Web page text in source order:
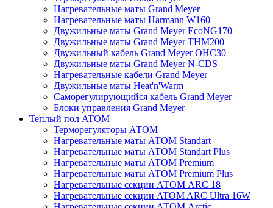
Нагревательные маты Grand Meyer
Нагревательные маты Harmann W160
Двужильные маты Grand Meyer EcoNG170
Двужильные маты Grand Meyer THM200
Двужильный кабель Grand Meyer OHC30
Двужильные маты Grand Meyer N-CDS
Нагревательные кабели Grand Meyer
Двужильные маты Heat'n'Warm
Саморегулирующийся кабель Grand Meyer
Блоки управления Grand Meyer
Теплый пол ATOM
Терморегуляторы АТОМ
Нагревательные маты АТОМ Standart
Нагревательные маты АТОМ Standart Plus
Нагревательные маты АТОМ Premium
Нагревательные маты АТОМ Premium Plus
Нагревательные секции АТОМ ARC 18
Нагревательные секции ATOM ARC Ultra 16W